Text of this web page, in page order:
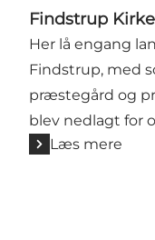
Findstrup
Her lå engang
Findstrup, med
præstegård og
blev nedlagt for
Læs mere